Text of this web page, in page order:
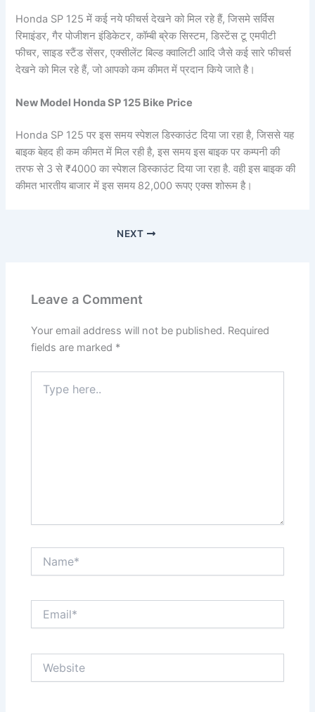
Honda SP 125 में कई नये फीचर्स देखने को मिल रहे हैं, जिसमे सर्विस
रिमाइंडर, गैर पोजीशन इंडिकेटर, कॉम्बी ब्रेक सिस्टम, डिस्टेंस टू एमपीटी
फीचर, साइड स्टैंड सेंसर, एक्सीलेंट बिल्ड क्वालिटी आदि जैसे कई सारे फीचर्स
देखने को मिल रहे हैं, जो आपको कम कीमत में प्रदान किये जाते है।
New Model Honda SP 125 Bike Price
Honda SP 125 पर इस समय स्पेशल डिस्काउंट दिया जा रहा है, जिससे यह
बाइक बेहद ही कम कीमत में मिल रही है, इस समय इस बाइक पर कम्पनी की
तरफ से 3 से ₹4000 का स्पेशल डिस्काउंट दिया जा रहा है. वही इस बाइक की
कीमत भारतीय बाजार में इस समय 82,000 रूपए एक्स शोरूम है।
NEXT
Leave a Comment
Your email address will not be published. Required
fields are marked *
here..